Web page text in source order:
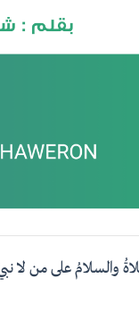
والسلامُ على من لا